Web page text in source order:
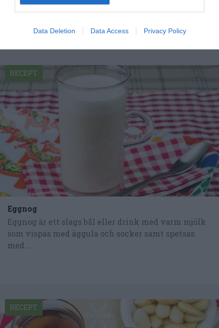
Data Deletion Data Access Privacy Policy
går det...
Eggnog
Eggnog är ett slags bål eller drink med varm mjölk
som vispas med äggula och socker samt spetsas
med...
RECEPT
RECEPT